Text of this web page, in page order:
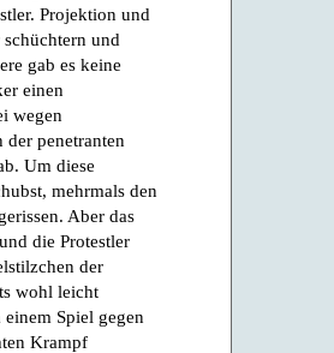
Projektion und
und
gab es keine
einen
wegen
penetranten
Um diese
mehrmals den
Aber das
die Protestler
der
wohl leicht
Spiel gegen
Krampf